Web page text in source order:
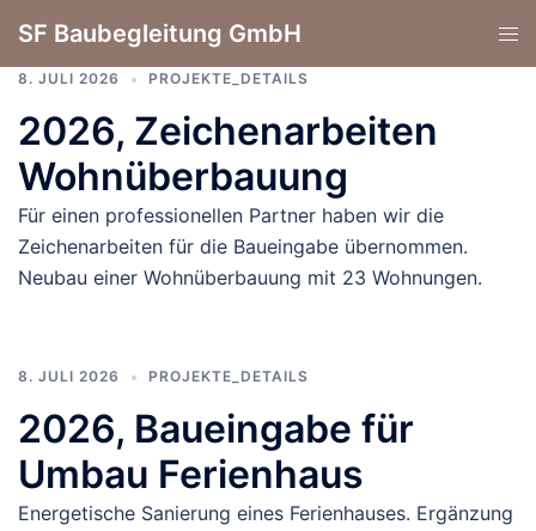
Inhalt
springen
SF Baubegleitung GmbH
8. JULI 2026 PROJEKTE_DETAILS
2026, Zeichenarbeiten
Wohnüberbauung
Für einen professionellen Partner haben wir die
Zeichenarbeiten für die Baueingabe übernommen.
Neubau einer Wohnüberbauung mit 23 Wohnungen.
8. JULI 2026 PROJEKTE_DETAILS
2026, Baueingabe für
Umbau Ferienhaus
Energetische Sanierung eines Ferienhauses. Ergänzung